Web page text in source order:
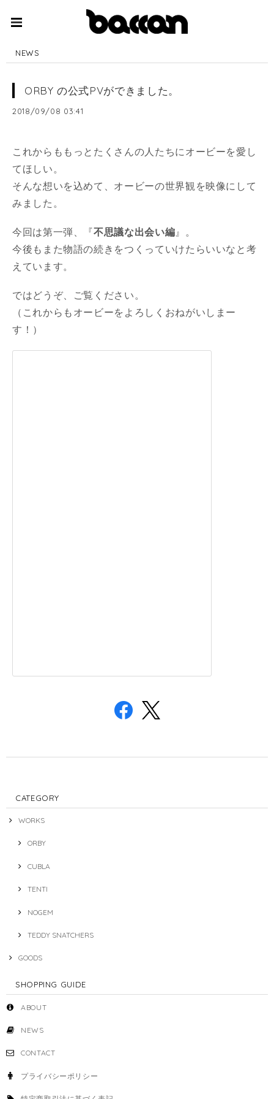
NEWS
ORBY の公式PVができました。
2018/09/08 03:41
これからももっとたくさんの人たちにオービーを愛し
てほしい。
そんな想いを込めて、オービーの世界観を映像にして
みました。
今回は第一弾、『不思議な出会い編』。
今後もまた物語の続きをつくっていけたらいいなと考
えています。
ではどうぞ、ご覧ください。
（これからもオービーをよろしくおねがいしまー
す！）
CATEGORY
WORKS
ORBY
CUBLA
TENTI
NOGEM
TEDDY SNATCHERS
GOODS
SHOPPING GUIDE
ABOUT
NEWS
CONTACT
プライバシーポリシー